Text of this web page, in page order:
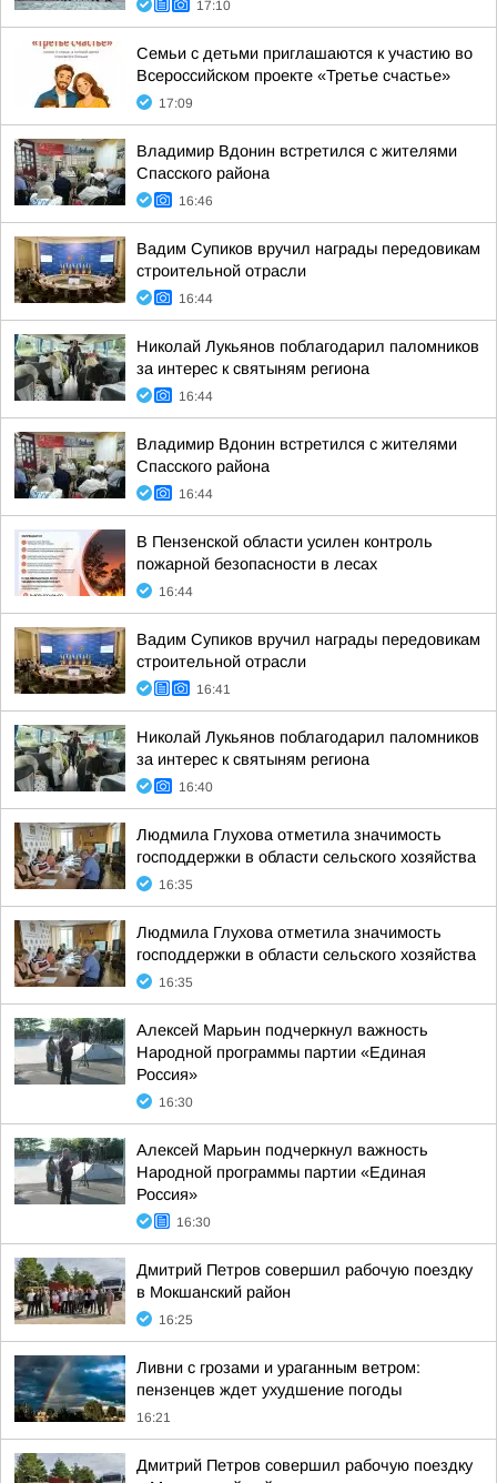
17:10
Семьи с детьми приглашаются к участию во
Всероссийском проекте «Третье счастье»
17:09
Владимир Вдонин встретился с жителями
Спасского района
16:46
Вадим Супиков вручил награды передовикам
строительной отрасли
16:44
Николай Лукьянов поблагодарил паломников
за интерес к святыням региона
16:44
Владимир Вдонин встретился с жителями
Спасского района
16:44
В Пензенской области усилен контроль
пожарной безопасности в лесах
16:44
Вадим Супиков вручил награды передовикам
строительной отрасли
16:41
Николай Лукьянов поблагодарил паломников
за интерес к святыням региона
16:40
Людмила Глухова отметила значимость
господдержки в области сельского хозяйства
16:35
Людмила Глухова отметила значимость
господдержки в области сельского хозяйства
16:35
Алексей Марьин подчеркнул важность
Народной программы партии «Единая
Россия»
16:30
Алексей Марьин подчеркнул важность
Народной программы партии «Единая
Россия»
16:30
Дмитрий Петров совершил рабочую поездку
в Мокшанский район
16:25
Ливни с грозами и ураганным ветром:
пензенцев ждет ухудшение погоды
16:21
Дмитрий Петров совершил рабочую поездку